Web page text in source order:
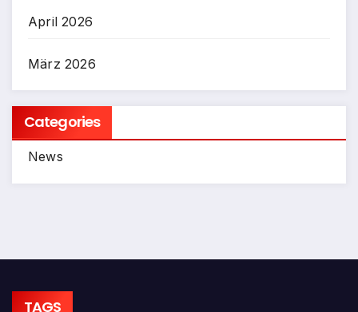
April 2026
März 2026
Categories
News
TAGS